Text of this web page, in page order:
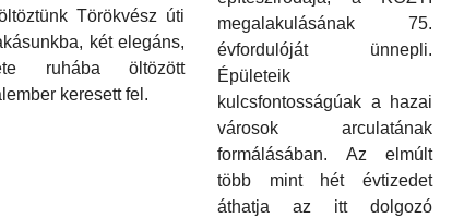
Törökvész úti
két elegáns,
ruhába öltözött
keresett fel.
megalakulásának 75.
évfordulóját ünnepli.
Épületeik
kulcsfontosságúak a hazai
városok arculatának
formálásában. Az elmúlt
több mint hét évtizedet
áthatja az itt dolgozó